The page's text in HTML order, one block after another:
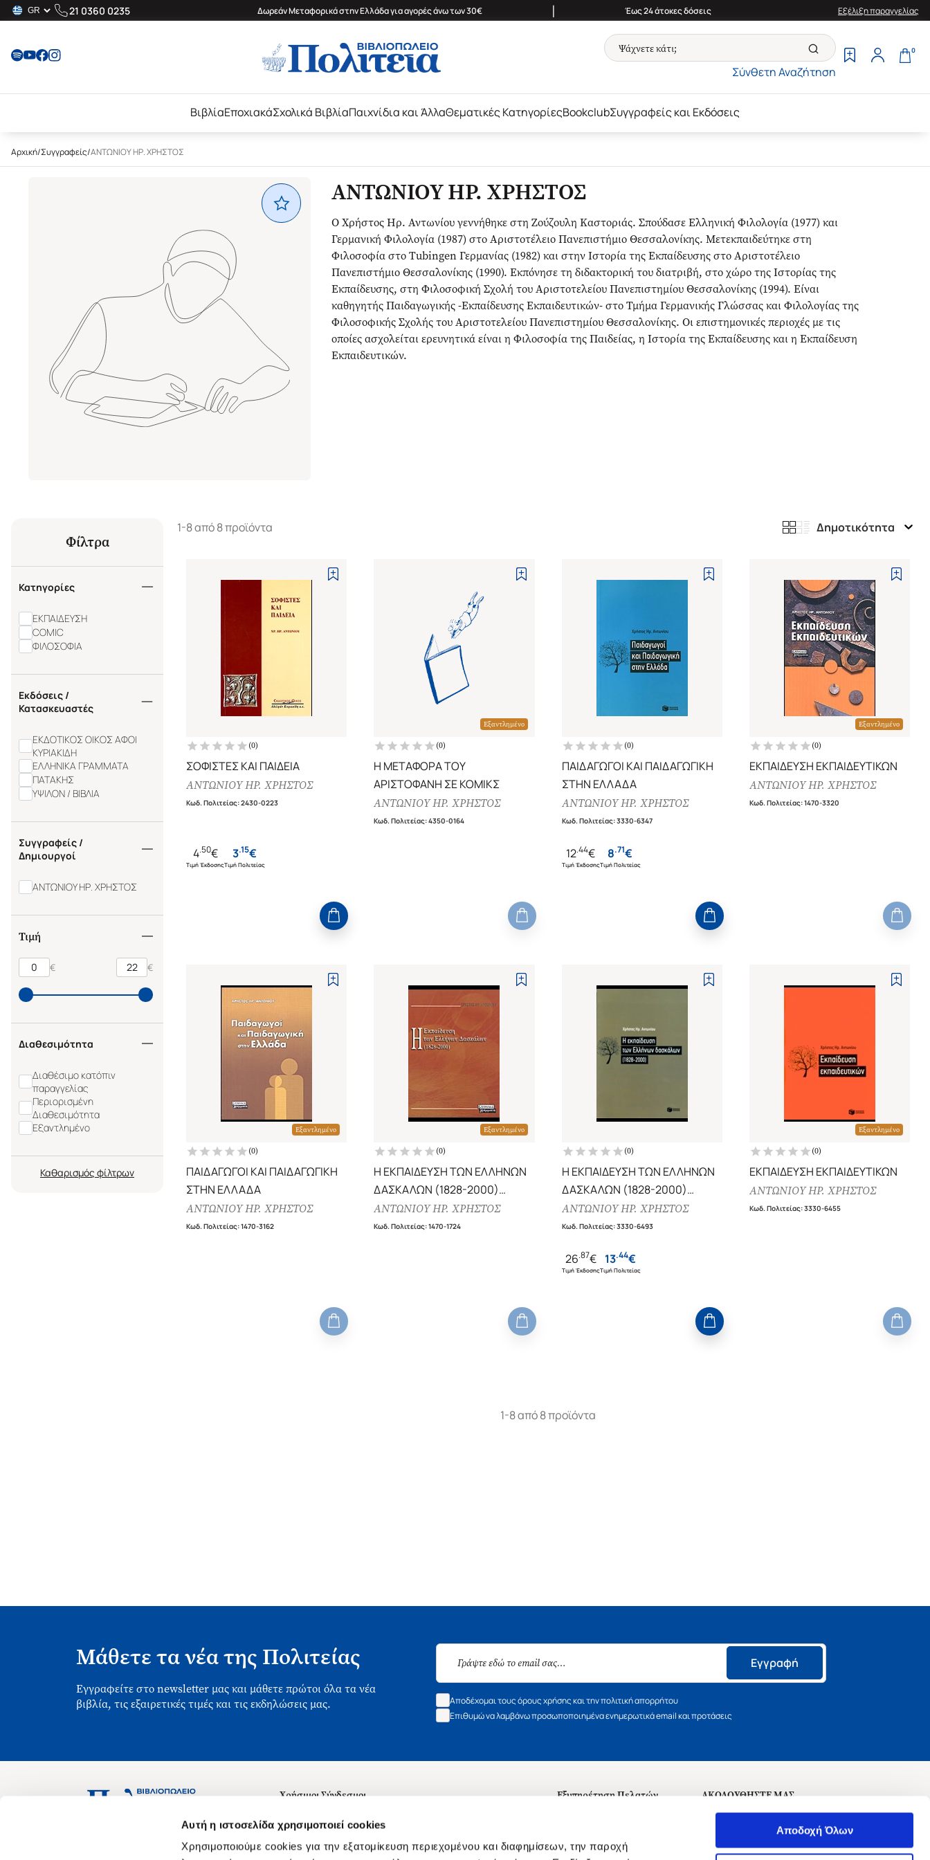
Αυτή η ιστοσελίδα χρησιμοποιεί cookies
Χρησιμοποιούμε cookies για την εξατομίκευση περιεχομένου και διαφημίσεων, την παροχή
Αποδοχή Όλων
21 0360 0235 Δωρεάν Μεταφορικά στην Ελλάδα για αγορές άνω των 30€ | Έως 24 άτοκες δόσεις Εξέλιξη παραγγελίας
Σύνθετη Αναζήτηση
0
ΒιβλίαΕποχιακάΣχολικά ΒιβλίαΠαιχνίδια και ΆλλαΘεματικές ΚατηγορίεςBookclubΣυγγραφείς και Εκδόσεις
Αρχική/Συγγραφείς/ΑΝΤΩΝΙΟΥ ΗΡ. ΧΡΗΣΤΟΣ
ΑΝΤΩΝΙΟΥ ΗΡ. ΧΡΗΣΤΟΣ
Ο Χρήστος Ηρ. Αντωνίου γεννήθηκε στη Ζούζουλη Καστοριάς. Σπούδασε Ελληνική Φιλολογία (1977) και
Γερμανική Φιλολογία (1987) στο Αριστοτέλειο Πανεπιστήμιο Θεσσαλονίκης. Μετεκπαιδεύτηκε στη
Φιλοσοφία στο Tubingen Γερμανίας (1982) και στην Ιστορία της Εκπαίδευσης στο Αριστοτέλειο
Πανεπιστήμιο Θεσσαλονίκης (1990). Εκπόνησε τη διδακτορική του διατριβή, στο χώρο της Ιστορίας της
Εκπαίδευσης, στη Φιλοσοφική Σχολή του Αριστοτελείου Πανεπιστημίου Θεσσαλονίκης (1994). Είναι
καθηγητής Παιδαγωγικής -Εκπαίδευσης Εκπαιδευτικών- στο Τμήμα Γερμανικής Γλώσσας και Φιλολογίας της
Φιλοσοφικής Σχολής του Αριστοτελείου Πανεπιστημίου Θεσσαλονίκης. Οι επιστημονικές περιοχές με τις
οποίες ασχολείται ερευνητικά είναι η Φιλοσοφία της Παιδείας, η Ιστορία της Εκπαίδευσης και η Εκπαίδευση
Εκπαιδευτικών.
Φίλτρα
Κατηγορίες
ΕΚΠΑΙΔΕΥΣΗ
COMIC
ΦΙΛΟΣΟΦΙΑ
Εκδόσεις /
Κατασκευαστές
ΕΚΔΟΤΙΚΟΣ ΟΙΚΟΣ ΑΦΟΙ
ΚΥΡΙΑΚΙΔΗ
ΕΛΛΗΝΙΚΑ ΓΡΑΜΜΑΤΑ
ΠΑΤΑΚΗΣ
ΥΨΙΛΟΝ / ΒΙΒΛΙΑ
Συγγραφείς /
Δημιουργοί
ΑΝΤΩΝΙΟΥ ΗΡ. ΧΡΗΣΤΟΣ
Τιμή
€ €
Διαθεσιμότητα
Διαθέσιμο κατόπιν
παραγγελίας
Περιορισμένη
Διαθεσιμότητα
Εξαντλημένο
Καθαρισμός
1-8 από 8 προϊόντα Δημοτικότητα
(0)
ΣΟΦΙΣΤΕΣ ΚΑΙ ΠΑΙΔΕΙΑ
ΑΝΤΩΝΙΟΥ ΗΡ. ΧΡΗΣΤΟΣ
Κωδ. Πολιτείας:2430-0223
4.50€
Τιμή Έκδοσης
3.15€
Τιμή Πολιτείας
Εξαντλημένο
(0)
Η ΜΕΤΑΦΟΡΑ ΤΟΥ
ΑΡΙΣΤΟΦΑΝΗ ΣΕ ΚΟΜΙΚΣ
ΑΝΤΩΝΙΟΥ ΗΡ. ΧΡΗΣΤΟΣ
Κωδ. Πολιτείας:4350-0164
(0)
ΠΑΙΔΑΓΩΓΟΙ ΚΑΙ ΠΑΙΔΑΓΩΓΙΚΗ
ΣΤΗΝ ΕΛΛΑΔΑ
ΑΝΤΩΝΙΟΥ ΗΡ. ΧΡΗΣΤΟΣ
Κωδ. Πολιτείας:3330-6347
12.44€
Τιμή Έκδοσης
8.71€
Τιμή Πολιτείας
Εξαντλημένο
(0)
ΕΚΠΑΙΔΕΥΣΗ ΕΚΠΑΙΔΕΥΤΙΚΩΝ
ΑΝΤΩΝΙΟΥ ΗΡ. ΧΡΗΣΤΟΣ
Κωδ. Πολιτείας:1470-3320
Εξαντλημένο
(0)
ΠΑΙΔΑΓΩΓΟΙ ΚΑΙ ΠΑΙΔΑΓΩΓΙΚΗ
ΣΤΗΝ ΕΛΛΑΔΑ
ΑΝΤΩΝΙΟΥ ΗΡ. ΧΡΗΣΤΟΣ
Κωδ. Πολιτείας:1470-3162
Εξαντλημένο
(0)
Η ΕΚΠΑΙΔΕΥΣΗ ΤΩΝ ΕΛΛΗΝΩΝ
ΔΑΣΚΑΛΩΝ (1828-2000)
ΔΙΔΑΣΚΑΛΕΙΑ - ΠΑΙΔΑΓΩΓΙΚΕΣ
ΑΚΑΔΗΜΙΕΣ - ΠΑΙΔΑΓΩΓΙΚΑ
ΑΝΤΩΝΙΟΥ ΗΡ. ΧΡΗΣΤΟΣ
Κωδ. Πολιτείας:1470-1724
(0)
Η ΕΚΠΑΙΔΕΥΣΗ ΤΩΝ ΕΛΛΗΝΩΝ
ΔΑΣΚΑΛΩΝ (1828-2000)
ΔΙΔΑΣΚΑΛΕΙΑ, ΠΑΙΔΑΓΩΓΙΚΕΣ
ΑΚΑΔΗΜΙΕΣ, ΠΑΙΔΑΓΩΓΙΚΑ
ΑΝΤΩΝΙΟΥ ΗΡ. ΧΡΗΣΤΟΣ
Κωδ. Πολιτείας:3330-6493
26.87€
Τιμή Έκδοσης
13.44€
Τιμή Πολιτείας
Εξαντλημένο
(0)
ΕΚΠΑΙΔΕΥΣΗ ΕΚΠΑΙΔΕΥΤΙΚΩΝ
ΑΝΤΩΝΙΟΥ ΗΡ. ΧΡΗΣΤΟΣ
Κωδ. Πολιτείας:3330-6455
1-8 από 8 προϊόντα
Μάθετε τα νέα της Πολιτείας
Εγγραφείτε στο newsletter μας και μάθετε πρώτοι όλα τα νέα
βιβλία, τις εξαιρετικές τιμές και τις εκδηλώσεις μας.
Εγγραφή
Αποδέχομαι τους όρους χρήσης και την πολιτική απορρήτου
Επιθυμώ να λαμβάνω προσωποποιημένα ενημερωτικά email και προτάσεις
Ασκληπιού 1-3, Αθήνα 106 79
Χρήσιμοι Σύνδεσμοι
Σχετικά με εμάς
Θέσεις Εργασίας
Εξυπηρέτηση Πελατών
ΑΚΟΛΟΥΘΗΣΤΕ ΜΑΣ